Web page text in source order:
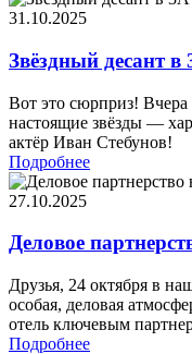
31.10.2025
Звёздный десант
Вот это сюрприз!
настоящие звёзды —
актёр Иван Стебунов!
Подробнее
27.10.2025
Деловое
Друзья, 24 октября в
особая, деловая
отель ключевым
Подробнее